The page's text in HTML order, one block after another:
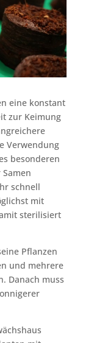
eine konstant
zur Keimung
Verwendung
besonderen
schnell
mit
sterilisiert
Pflanzen
und mehrere
Danach muss